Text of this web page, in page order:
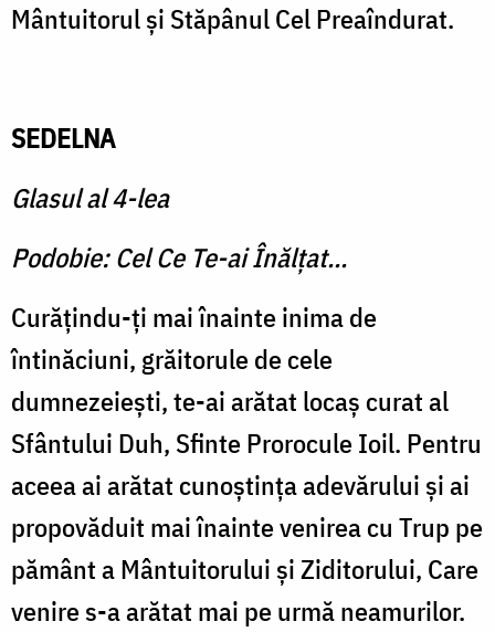
Mântuito­rul şi Stăpânul Cel Preaîndurat.
SEDELNA
Glasul al 4-lea
Podobie: Cel Ce Te-ai Înălţat...
Curăţindu-ţi mai înainte ini­ma de
întinăciuni, grăitorule de cele
dumnezeieşti, te-ai arătat locaş curat al
Sfântului Duh, Sfinte Prorocule Ioil. Pentru
aceea ai arătat cunoştinţa adevărului şi ai
propovăduit mai înainte venirea cu Trup pe
pământ a Mântuitorului şi Ziditorului, Care
venire s-a arătat mai pe urmă neamurilor.